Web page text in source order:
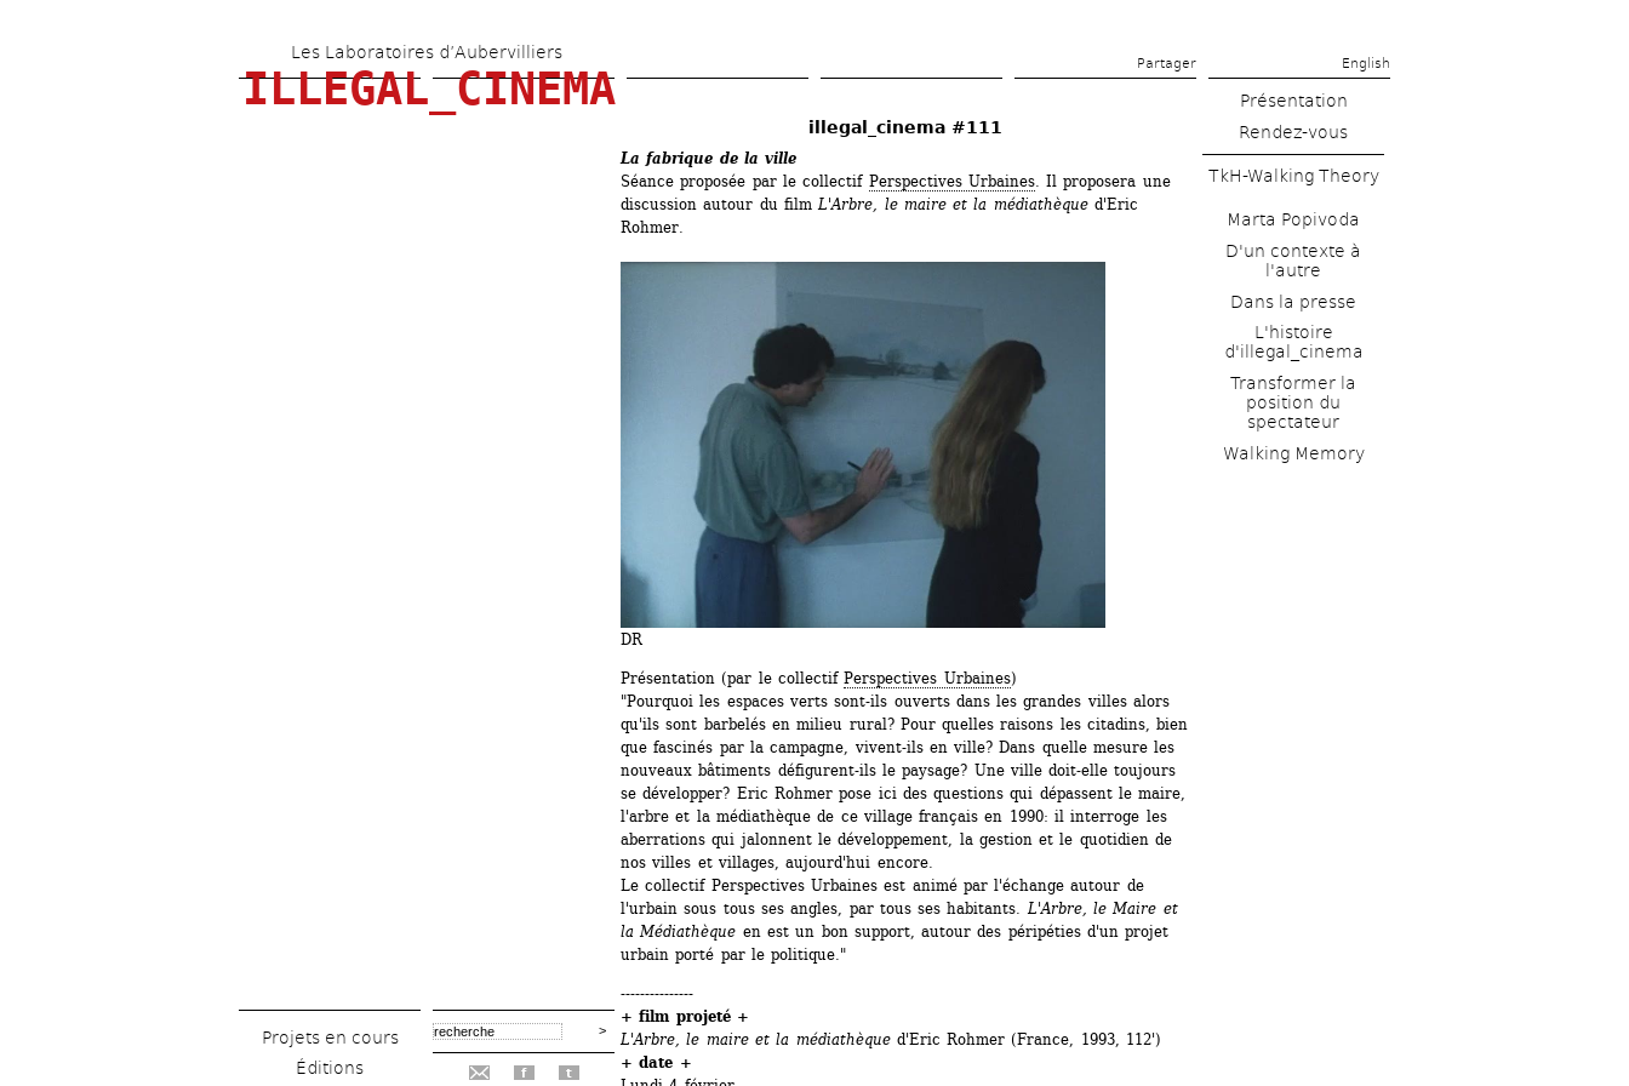
contenu
Les Laboratoires d’Aubervilliers
Partager English
ILLEGAL_CINEMA
Projets en cours
Éditions
f t
illegal_cinema #111
La fabrique de la ville
Séance proposée par le collectif Perspectives Urbaines. Il proposera une
discussion autour du film L'Arbre, le maire et la médiathèqued'Eric
Rohmer.
DR
Présentation (par le collectif Perspectives Urbaines)
"Pourquoi les espaces verts sont-ils ouverts dans les grandes villes alors
qu'ils sont barbelés en milieu rural? Pour quelles raisons les citadins, bien
que fascinés par la campagne, vivent-ils en ville? Dans quelle mesure les
nouveaux bâtiments défigurent-ils le paysage? Une ville doit-elle toujours
se développer? Eric Rohmer pose ici des questions qui dépassent le maire,
l'arbre et la médiathèque de ce village français en 1990: il interroge les
aberrations qui jalonnent le développement, la gestion et le quotidien de
nos villes et villages, aujourd'hui encore.
Le collectif Perspectives Urbaines est animé par l'échange autour de
l'urbain sous tous ses angles, par tous ses habitants. L'Arbre, le Maire et
la Médiathèque en est un bon support, autour des péripéties d'un projet
urbain porté par le politique."
---------------
+ film projeté +
L'Arbre, le maire et la médiathèque d'Eric Rohmer (France, 1993, 112')
+ date +
Présentation
Rendez-vous
TkH-Walking Theory
Marta Popivoda
D'un contexte à
l'autre
Dans la presse
L'histoire
d'illegal_cinema
Transformer la
position du
spectateur
Walking Memory